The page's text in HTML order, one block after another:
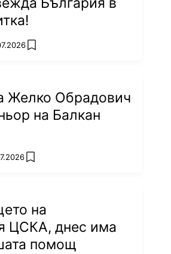
add favorites
Желко Обрадович
на Балкан
add favorites
на
ЦСКА, днес има
помощ